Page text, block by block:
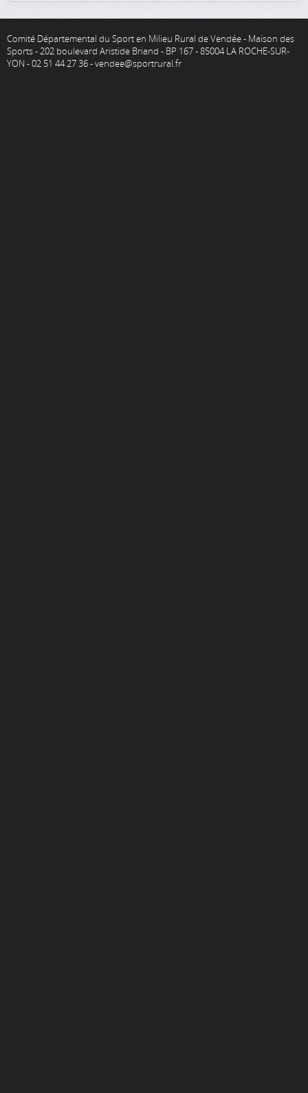
Comité Départemental du Sport en Milieu Rural de Vendée - Maison des
Sports - 202 boulevard Aristide Briand - BP 167 - 85004 LA ROCHE-SUR-
YON - 02 51 44 27 36 - vendee@sportrural.fr